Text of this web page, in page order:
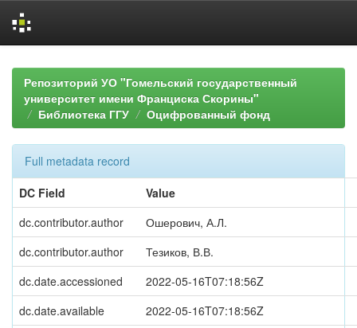
navigationРепозиторий УО "Гомельский государственный
университет имени Франциска Скорины"
Библиотека ГГУ
Оцифрованный фонд
Full metadata record
DC Field
Value
dc.contributor.author
Ошерович, А.Л.
dc.contributor.author
Тезиков, В.В.
dc.date.accessioned
2022-05-16T07:18:56Z
dc.date.available
2022-05-16T07:18:56Z